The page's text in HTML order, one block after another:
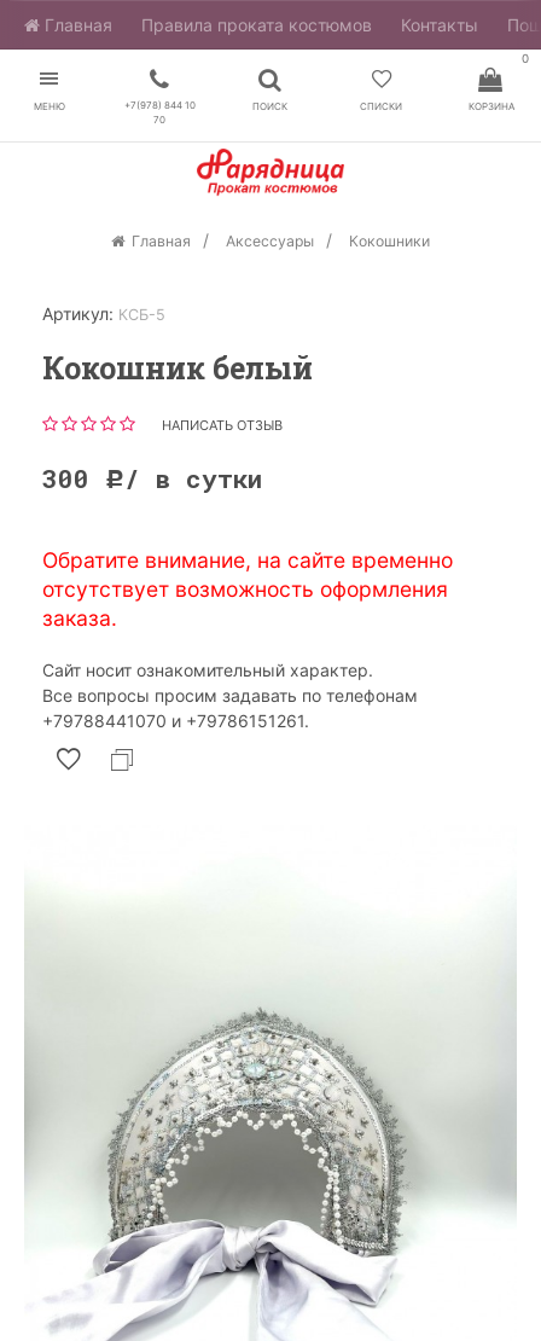
Главная ​Правила проката костюмов Контакты
МЕНЮ
+7(978) 844 10
70
ПОИСК СПИСКИ
0
КОРЗИНА
Главная Аксессуары Кокошники
Артикул: КСБ-5
Кокошник белый
НАПИСАТЬ ОТЗЫВ
300 Р / в сутки
Обратите внимание, на сайте временно
отсутствует возможность оформления
заказа.
Сайт носит ознакомительный характер.
Все вопросы просим задавать по телефонам
‎+79788441070 и ‎+79786151261.